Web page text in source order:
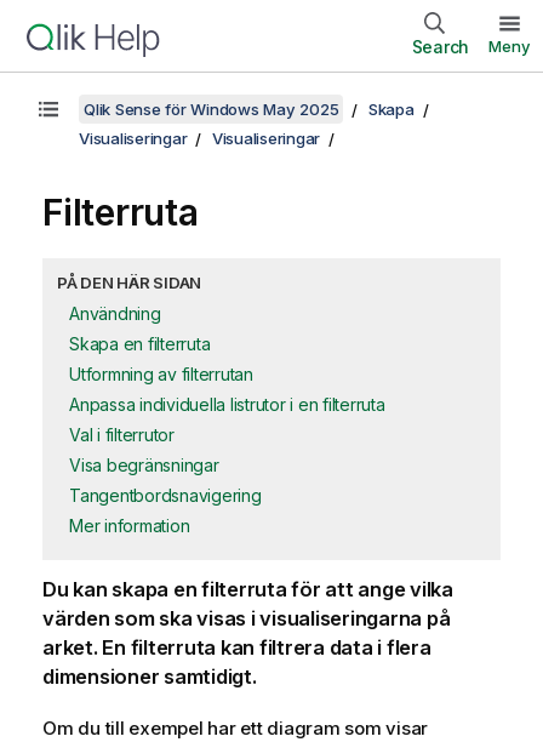
Search Meny
Qlik Sense för Windows May 2025
Skapa
Visualiseringar
Visualiseringar
Filterruta
PÅ DEN HÄR SIDAN
Användning
Skapa en filterruta
Utformning av filterrutan
Anpassa individuella listrutor i en filterruta
Val i filterrutor
Visa begränsningar
Tangentbordsnavigering
Mer information
Du kan skapa en filterruta för att ange vilka
värden som ska visas i visualiseringarna på
arket. En filterruta kan filtrera data i flera
dimensioner samtidigt.
Om du till exempel har ett diagram som visar